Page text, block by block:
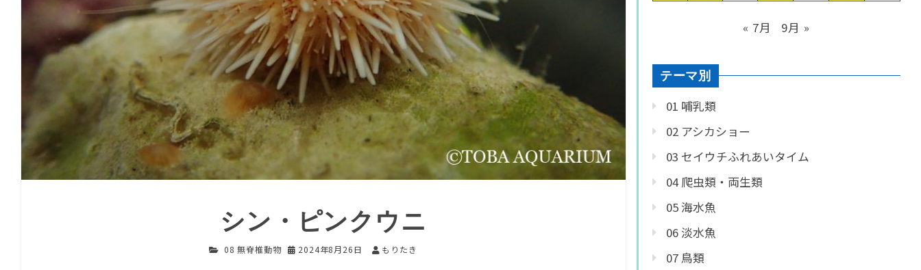
シン・ピンクウニ
08 無脊椎動物 2024年8月26日 もりたき
« 7月 9月 »
テーマ別
01 哺乳類
02 アシカショー
03 セイウチふれあいタイム
04 爬虫類・両生類
05 海水魚
06 淡水魚
07 鳥類